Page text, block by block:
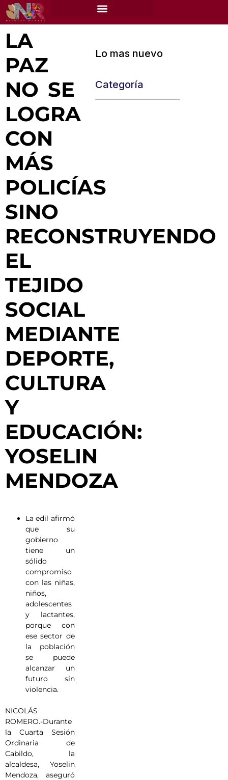
content
LA
PAZ
NO SE
LOGRA
CON
MÁS
POLICÍAS
SINO
RECONSTRUYENDO
EL
TEJIDO
SOCIAL
MEDIANTE
DEPORTE,
CULTURA
Y
EDUCACIÓN:
YOSELIN
MENDOZA
La edil afirmó
que su
gobierno
tiene un
sólido
compromiso
con las niñas,
niños,
adolescentes
y lactantes,
porque con
ese sector de
la población
se puede
alcanzar un
futuro sin
violencia.
NICOLÁS
ROMERO.-Durante
la Cuarta Sesión
Ordinaria de
Cabildo, la
alcaldesa, Yoselin
Mendoza, aseguró
Lo mas nuevo
Categoría